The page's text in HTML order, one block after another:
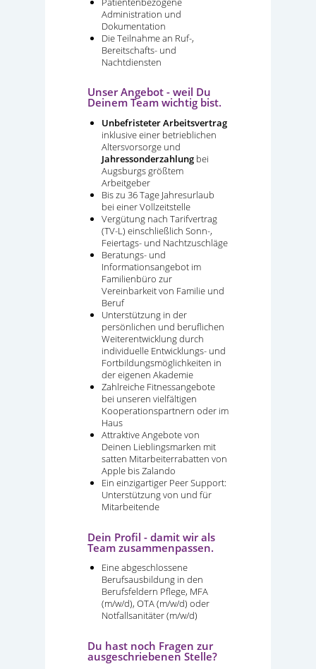
Administration und
Dokumentation
Die Teilnahme an Ruf-,
Bereitschafts- und
Nachtdiensten
Unser Angebot - weil Du
Deinem Team wichtig bist.
Unbefristeter Arbeitsvertrag
inklusive einer betrieblichen
Altersvorsorge und
Jahressonderzahlung bei
Augsburgs größtem
Arbeitgeber
Bis zu 36 Tage Jahresurlaub
bei einer Vollzeitstelle
Vergütung nach Tarifvertrag
(TV-L) einschließlich Sonn-,
Feiertags- und Nachtzuschläge
Beratungs- und
Informationsangebot im
Familienbüro zur
Vereinbarkeit von Familie und
Beruf
Unterstützung in der
persönlichen und beruflichen
Weiterentwicklung durch
individuelle Entwicklungs- und
Fortbildungsmöglichkeiten in
der eigenen Akademie
Zahlreiche Fitnessangebote
bei unseren vielfältigen
Kooperationspartnern oder im
Haus
Attraktive Angebote von
Deinen Lieblingsmarken mit
satten Mitarbeiterrabatten von
Apple bis Zalando
Ein einzigartiger Peer Support:
Unterstützung von und für
Mitarbeitende
Dein Profil - damit wir als
Team zusammenpassen.
Eine abgeschlossene
Berufsausbildung in den
Berufsfeldern Pflege, MFA
(m/w/d), OTA (m/w/d) oder
Notfallsanitäter (m/w/d)
Du hast noch Fragen zur
ausgeschriebenen Stelle?